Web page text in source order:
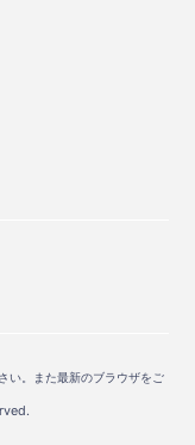
い。また最新のブラウザをご